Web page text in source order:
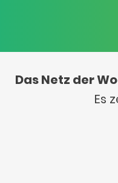
Das Netz der
Es